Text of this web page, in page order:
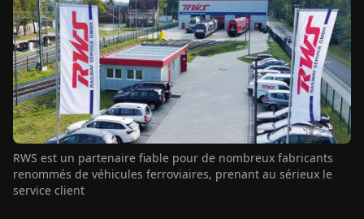
RWS est un partenaire fiable pour de nombreux fabricants
renommés de véhicules ferroviaires, prenant au sérieux le
service client